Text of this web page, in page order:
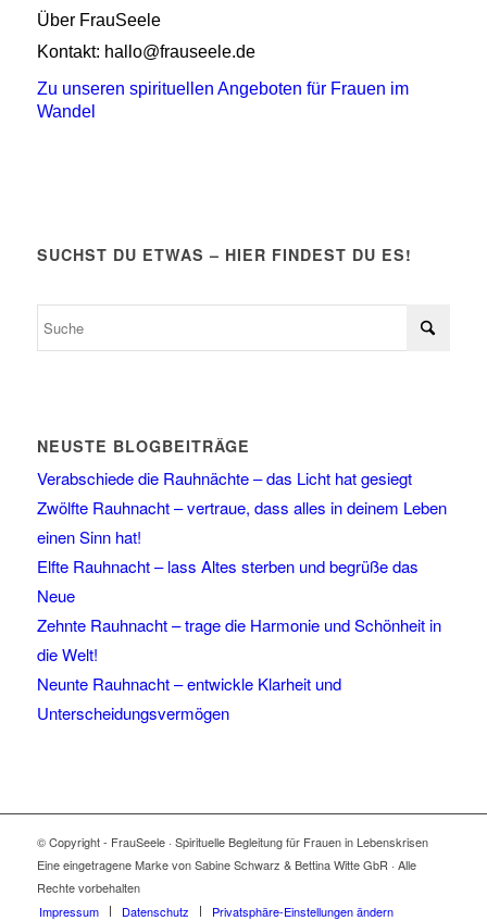
Über FrauSeele
Kontakt: hallo@frauseele.de
Zu unseren spirituellen Angeboten für Frauen im
Wandel
SUCHST DU ETWAS – HIER FINDEST DU ES!
NEUSTE BLOGBEITRÄGE
Verabschiede die Rauhnächte – das Licht hat gesiegt
Zwölfte Rauhnacht – vertraue, dass alles in deinem Leben
einen Sinn hat!
Elfte Rauhnacht – lass Altes sterben und begrüße das
Neue
Zehnte Rauhnacht – trage die Harmonie und Schönheit in
die Welt!
Neunte Rauhnacht – entwickle Klarheit und
Unterscheidungsvermögen
© Copyright - FrauSeele · Spirituelle Begleitung für Frauen in Lebenskrisen
Eine eingetragene Marke von Sabine Schwarz & Bettina Witte GbR · Alle
Rechte vorbehalten
Impressum
Datenschutz Privatsphäre-Einstellungen ändern